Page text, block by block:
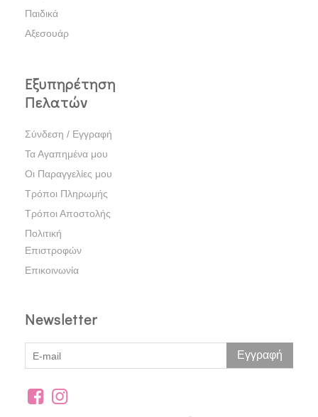
Παιδικά
Αξεσουάρ
Εξυπηρέτηση
Πελατών
Σύνδεση / Εγγραφή
Τα Αγαπημένα μου
Οι Παραγγελίες μου
Τρόποι Πληρωμής
Τρόποι Αποστολής
Πολιτική
Επιστροφών
Επικοινωνία
Newsletter
Εγγραφή